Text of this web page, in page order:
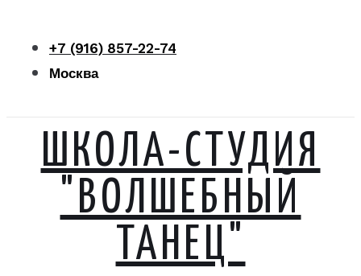
контенту
+7 (916) 857-22-74
Москва
ШКОЛА-СТУДИЯ
"ВОЛШЕБНЫЙ
ТАНЕЦ"